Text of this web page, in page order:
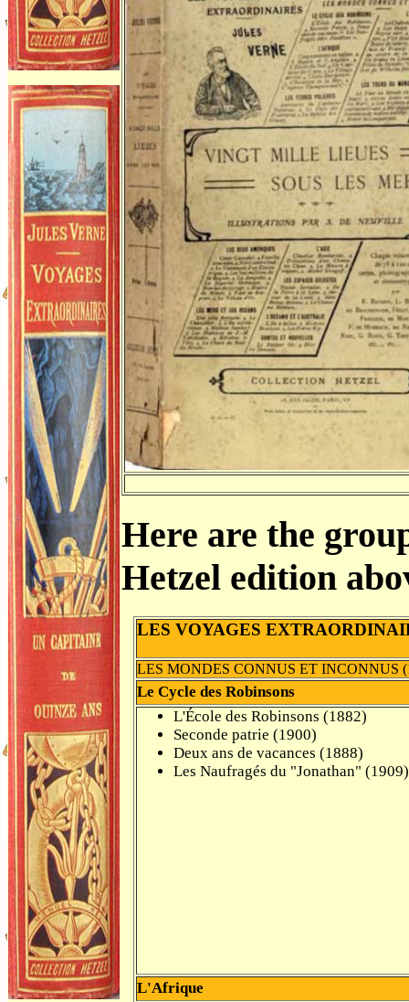
Here are the
Hetzel edition
LES VOYAGES
LES MONDES CONNUS ET INCONNUS
Le Cycle des Robinsons
L'École des Robinsons (1882)
Seconde patrie (1900)
Deux ans de vacances (1888)
Les Naufragés du "Jonathan" (1909)
L'Afrique